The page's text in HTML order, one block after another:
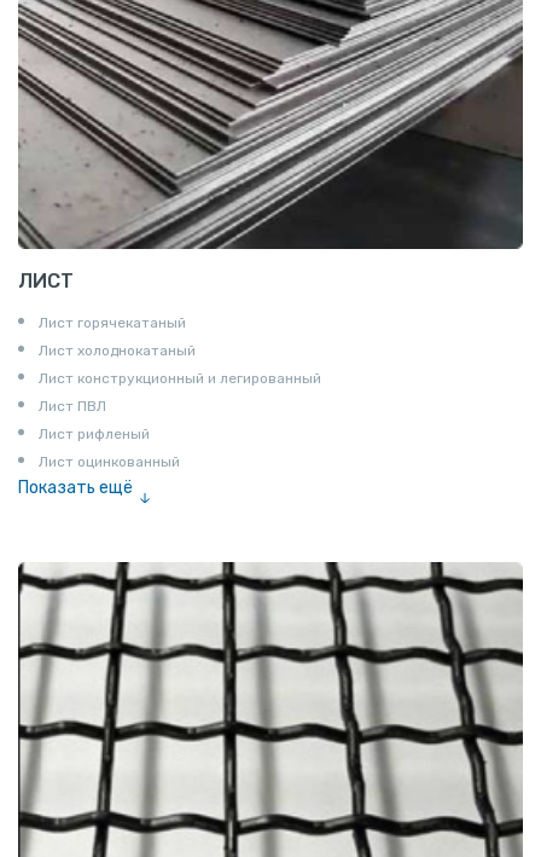
ЛИСТ
Лист горячекатаный
Лист холоднокатаный
Лист конструкционный и легированный
Лист ПВЛ
Лист рифленый
Лист оцинкованный
Показать ещё